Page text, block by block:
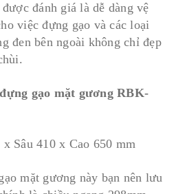
đánh giá là dễ dàng vệ
việc đựng gạo và các loại
đen bên ngoài không chỉ đẹp
gạo mặt gương RBK-
Sâu 410 x Cao 650 mm
mặt gương này bạn nên lưu